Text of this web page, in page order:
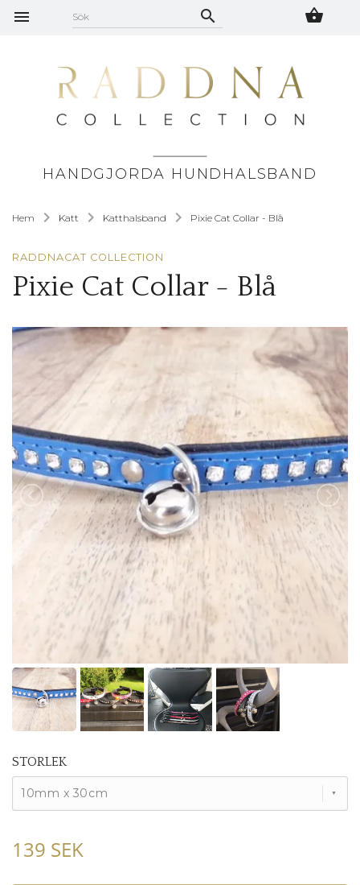
HANDGJORDA HUNDHALSBAND
Hem Katt Katthalsband Pixie Cat Collar - Blå
RADDNACAT COLLECTION
Pixie Cat Collar - Blå
STORLEK
10mm x 30cm
139 SEK